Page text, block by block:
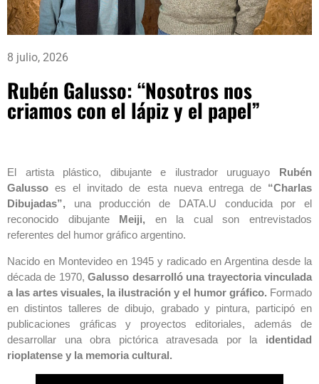
8 julio, 2026
Rubén Galusso: “Nosotros nos
criamos con el lápiz y el papel”
El artista plástico, dibujante e ilustrador uruguayo Rubén
Galusso es el invitado de esta nueva entrega de “Charlas
Dibujadas”, una producción de DATA.U conducida por el
reconocido dibujante Meiji, en la cual son entrevistados
referentes del humor gráfico argentino.
Nacido en Montevideo en 1945 y radicado en Argentina desde la
década de 1970,Galusso desarrolló una trayectoria vinculada
a las artes visuales, la ilustración y el humor gráfico. Formado
en distintos talleres de dibujo, grabado y pintura, participó en
publicaciones gráficas y proyectos editoriales, además de
desarrollar una obra pictórica atravesada por la identidad
rioplatense y la memoria cultural.